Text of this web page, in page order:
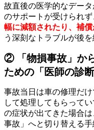
故直後の医学的なデー
のサポートが受けられず
幅に減額されたり、補
う深刻なトラブルが後を
② 「物損事故」か
ための「医師の診断
事故当日は車の修理だ
して処理してもらって
の症状が出てきた場合
事故」へと切り替える